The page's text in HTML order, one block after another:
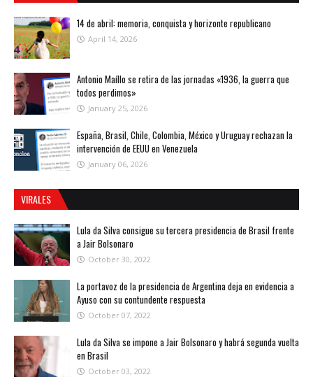
14 de abril: memoria, conquista y horizonte republicano
April 14, 2026
Antonio Maíllo se retira de las jornadas «1936, la guerra que
todos perdimos»
January 25, 2026
España, Brasil, Chile, Colombia, México y Uruguay rechazan la
intervención de EEUU en Venezuela
January 06, 2026
VIRALES
Lula da Silva consigue su tercera presidencia de Brasil frente
a Jair Bolsonaro
October 30, 2022
La portavoz de la presidencia de Argentina deja en evidencia a
Ayuso con su contundente respuesta
October 07, 2022
Lula da Silva se impone a Jair Bolsonaro y habrá segunda vuelta
en Brasil
October 03, 2022